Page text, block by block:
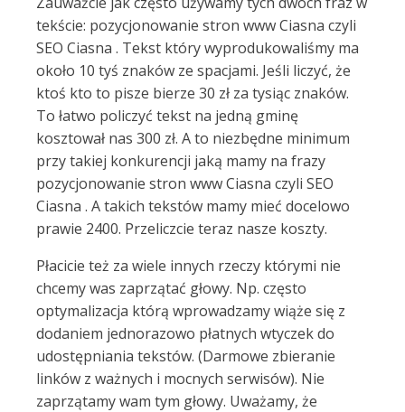
tekście: pozycjonowanie stron www Ciasna czyli
SEO Ciasna . Tekst który wyprodukowaliśmy ma
około 10 tyś znaków ze spacjami. Jeśli liczyć, że
ktoś kto to pisze bierze 30 zł za tysiąc znaków.
To łatwo policzyć tekst na jedną gminę
kosztował nas 300 zł. A to niezbędne minimum
przy takiej konkurencji jaką mamy na frazy
pozycjonowanie stron www Ciasna czyli SEO
Ciasna . A takich tekstów mamy mieć docelowo
prawie 2400. Przeliczcie teraz nasze koszty.
Płacicie też za wiele innych rzeczy którymi nie
chcemy was zaprzątać głowy. Np. często
optymalizacja którą wprowadzamy wiąże się z
dodaniem jednorazowo płatnych wtyczek do
udostępniania tekstów. (Darmowe zbieranie
linków z ważnych i mocnych serwisów). Nie
zaprzątamy wam tym głowy. Uważamy, że